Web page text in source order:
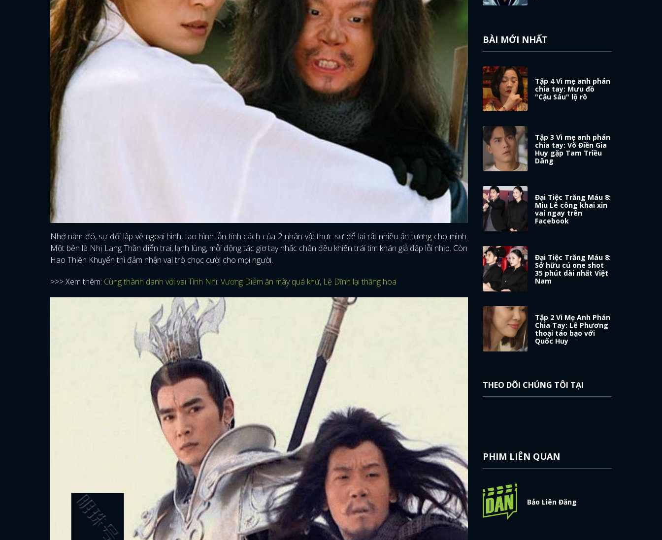
Nhớ năm đó, sự đối lập về ngoại hình, tạo hình lẫn tính cách của 2 nhân vật thực sự để lại rất nhiều ấn tượng cho mình.
Một bên là Nhị Lang Thần điển trai, lạnh lùng, mỗi động tác giơ tay nhấc chân đều khiến trái tim khán giả đập lỗi nhịp. Còn
Hao Thiên Khuyển thì đảm nhận vai trò chọc cười cho mọi người.
>>> Xem thêm: Cùng thành danh với vai Tình Nhi: Vương Diễm ăn mày quá khứ, Lệ Dĩnh lại thăng hoa
BÀI MỚI NHẤT
Tập 4 Vì mẹ anh phán
chia tay: Mưu đồ
"Cậu Sáu" lộ rõ
Tập 3 Vì mẹ anh phán
chia tay: Võ Điền Gia
Huy gặp Tam Triều
Dâng
Đại Tiệc Trăng Máu 8:
Miu Lê công khai xin
vai ngay trên
Facebook
Đại Tiệc Trăng Máu 8:
Sở hữu cú one shot
35 phút dài nhất Việt
Nam
Tập 2 Vì Mẹ Anh Phán
Chia Tay: Lê Phương
thoại táo bạo với
Quốc Huy
THEO DÕI CHÚNG TÔI TẠI
PHIM LIÊN QUAN
Bảo Liên Đăng